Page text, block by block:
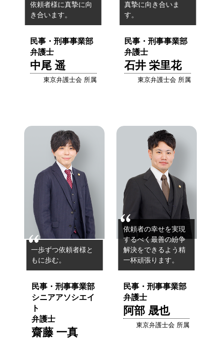
依頼者様に真摯に向
き合います。
民事・刑事事業部
弁護士
中尾 遥
東京弁護士会 所属
真摯に向き合いま
す。
民事・刑事事業部
弁護士
石井 栄里花
東京弁護士会 所属
一歩ずつ依頼者様と
もに歩む。
民事・刑事事業部
シニアアソシエイ
ト
弁護士
齋藤 一真
依頼者の幸せを実現
するべく最善の紛争
解決をできるよう精
一杯頑張ります。
民事・刑事事業部
弁護士
阿部 晟也
東京弁護士会 所属